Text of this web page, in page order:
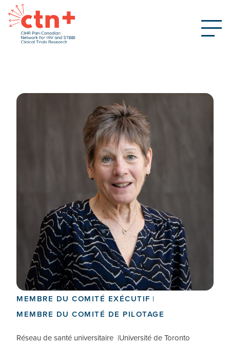
Sharon Walmsley
CODIRECTEUR NATIONAL
MEMBRE DU COMITÉ EXÉCUTIF
MEMBRE DU COMITÉ DE PILOTAGE
Réseau de santé universitaire Université de Toronto